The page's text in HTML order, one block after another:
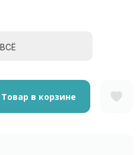
Товар в корзине